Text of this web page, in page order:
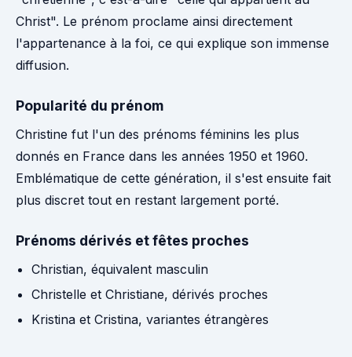
Christ". Le prénom proclame ainsi directement
l'appartenance à la foi, ce qui explique son immense
diffusion.
Popularité du prénom
Christine fut l'un des prénoms féminins les plus
donnés en France dans les années 1950 et 1960.
Emblématique de cette génération, il s'est ensuite fait
plus discret tout en restant largement porté.
Prénoms dérivés et fêtes proches
Christian, équivalent masculin
Christelle et Christiane, dérivés proches
Kristina et Cristina, variantes étrangères